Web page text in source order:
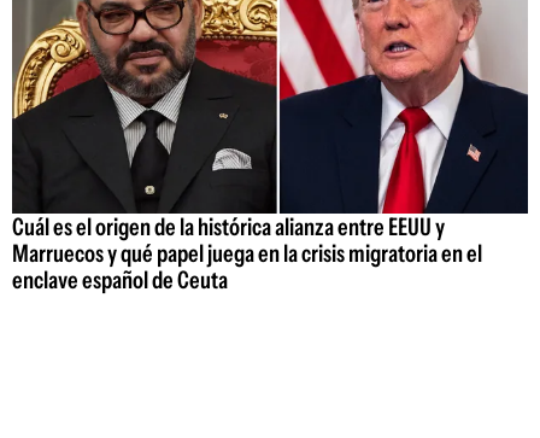
Cuál es el origen de la histórica alianza entre EEUU y
Marruecos y qué papel juega en la crisis migratoria en el
enclave español de Ceuta